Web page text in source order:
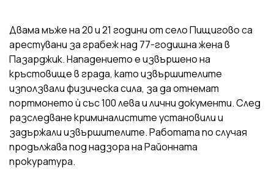
Двама мъже на 20 и 21 години от село Пищигово са
арестувани за грабеж над 77-годишна жена в
Пазарджик. Нападението е извършено на
кръстовище в града, като извършителите
използвали физическа сила, за да отнемат
портмонето ѝ със 100 лева и лични документи. След
разследване криминалистите установили и
задържали извършителите. Работата по случая
продължава под надзора на Районната
прокуратура.